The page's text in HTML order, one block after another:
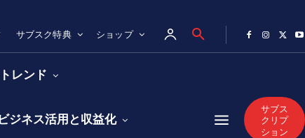
サブスク特典 ショップ
レンド
ビジネス活用と収益化
サブス
クリプ
ション